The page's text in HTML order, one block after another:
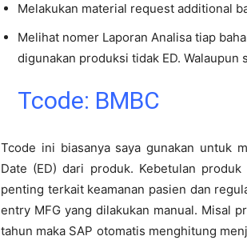
Melakukan material request additional
Melihat nomer Laporan Analisa tiap
digunakan produksi tidak ED. Walaupun
Tcode: BMBC
Tcode ini biasanya saya gunakan untuk
Date (ED) dari produk. Kebetulan
penting terkait keamanan pasien dan
entry MFG yang dilakukan manual. Misal
tahun maka SAP otomatis menghitung